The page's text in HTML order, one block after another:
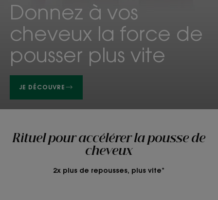
Donnez à vos
cheveux la force de
pousser plus vite
JE DÉCOUVRE
Rituel pour accélérer la pousse de
cheveux
2x plus de repousses, plus vite*